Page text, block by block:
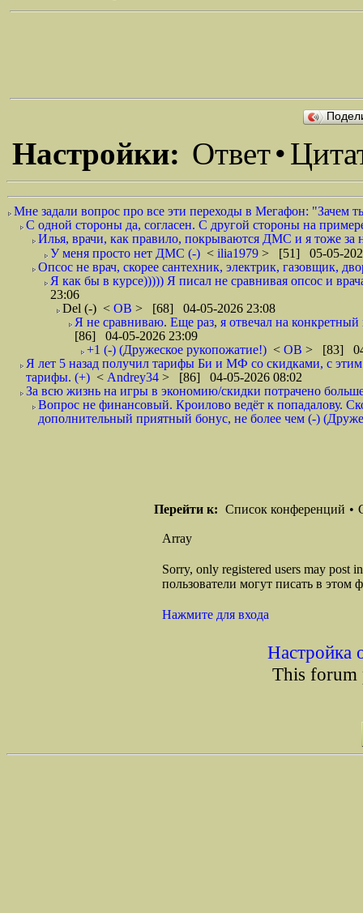
Настройки: Ответ•
Мне задали вопрос про все эти переходы в Мегафон: "Зачем
С одной стороны да, согласен. С другой стороны на
Илья, врачи, как правило, покрываются ДМС и я тоже
У меня просто нет ДМС (-) < ilia1979 > [51] 05-05-
Опсос не врач, скорее сантехник, электрик, газовщик,
Я как бы в курсе))))) Я писал не сравнивая опсос и
23:06
Del (-) < ОВ > [68] 04-05-2026 23:08
Я не сравниваю. Еще раз, я отвечал на
[86] 04-05-2026 23:09
+1 (-) (Дружеское рукопожатие!) < ОВ > [83]
Я лет 5 назад получил тарифы Би и МФ со скидками, с
тарифы. (+) < Andrey34 > [86] 04-05-2026 08:02
За всю жизнь на игры в экономию/скидки потрачено
Вопрос не финансовый. Кроилово ведёт к попадалову.
дополнительный приятный бонус, не более чем (-)
Перейти к: Список конференций •
Array
Sorry, only registered users may post
пользователи могут писать в этом
Нажмите для входа
Настройка
This